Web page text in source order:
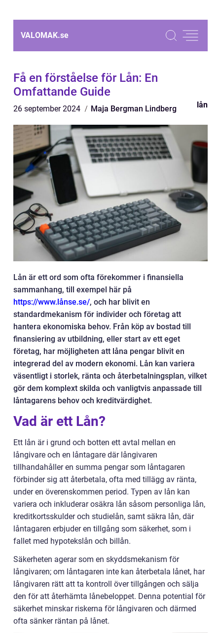
VALOMAK.se
Få en förståelse för Lån: En
Omfattande Guide
26 september 2024 Maja Bergman Lindberg lån
Lån är ett ord som ofta förekommer i finansiella
sammanhang, till exempel här på
https://www.lånse.se/, och har blivit en
standardmekanism för individer och företag att
hantera ekonomiska behov. Från köp av bostad till
finansiering av utbildning, eller start av ett eget
företag, har möjligheten att låna pengar blivit en
integrerad del av modern ekonomi. Lån kan variera
väsentligt i storlek, ränta och återbetalningsplan, vilket
gör dem komplext skilda och vanligtvis anpassade till
låntagarens behov och kreditvärdighet.
Vad är ett Lån?
Ett lån är i grund och botten ett avtal mellan en
långivare och en låntagare där långivaren
tillhandahåller en summa pengar som låntagaren
förbinder sig att återbetala, ofta med tillägg av ränta,
under en överenskommen period. Typen av lån kan
variera och inkluderar osäkra lån såsom personliga lån,
kreditkortsskulder och studielån, samt säkra lån, där
låntagaren erbjuder en tillgång som säkerhet, som i
fallet med hypotekslån och billån.
Säkerheten agerar som en skyddsmekanism för
långivaren; om låntagaren inte kan återbetala lånet, har
långivaren rätt att ta kontroll över tillgången och sälja
den för att återhämta lånebeloppet. Denna potential för
säkerhet minskar riskerna för långivaren och därmed
ofta sänker räntan på lånet.